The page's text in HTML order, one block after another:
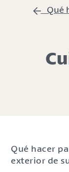
Qué
Qué hacer
exterior de